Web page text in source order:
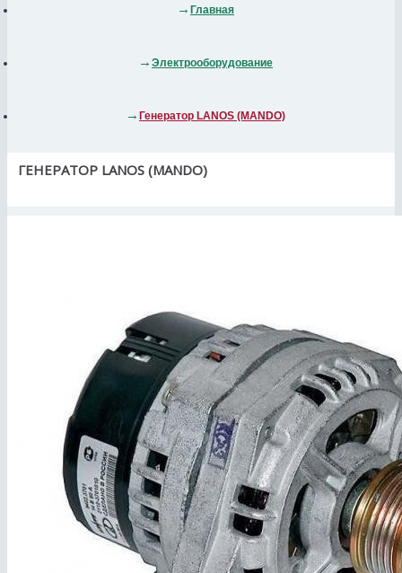
Главная
Электрооборудование
Генератор LANOS (MANDO)
ГЕНЕРАТОР LANOS (MANDO)